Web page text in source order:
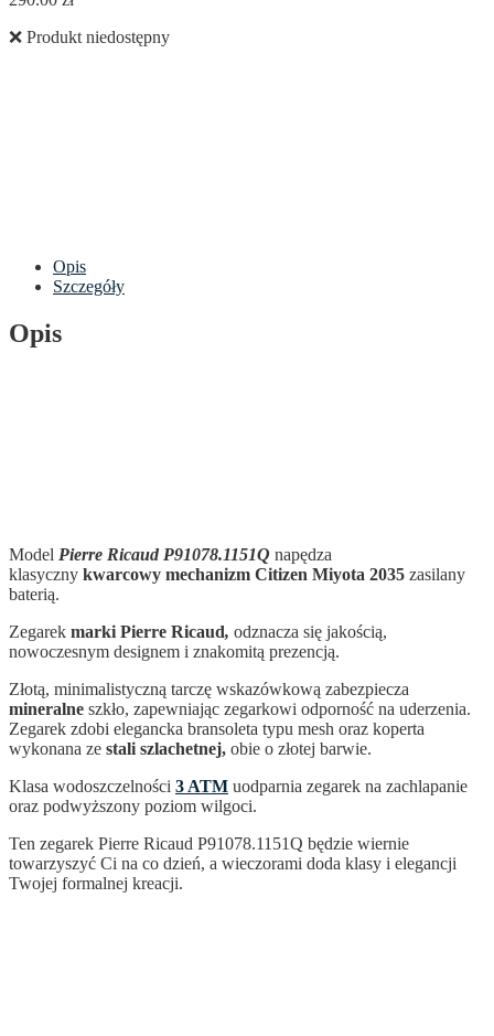
❌ Produkt niedostępny
Opis
Szczegóły
Opis
Model Pierre Ricaud P91078.1151Q napędza
klasyczny kwarcowy mechanizm Citizen Miyota 2035 zasilany
baterią.
Zegarek marki Pierre Ricaud, odznacza się jakością,
nowoczesnym designem i znakomitą prezencją.
Złotą, minimalistyczną tarczę wskazówkową zabezpiecza
mineralne szkło, zapewniając zegarkowi odporność na uderzenia.
Zegarek zdobi elegancka bransoleta typu mesh oraz koperta
wykonana ze stali szlachetnej, obie o złotej barwie.
Klasa wodoszczelności 3 ATM uodparnia zegarek na zachlapanie
oraz podwyższony poziom wilgoci.
Ten zegarek Pierre Ricaud P91078.1151Q będzie wiernie
towarzyszyć Ci na co dzień, a wieczorami doda klasy i elegancji
Twojej formalnej kreacji.